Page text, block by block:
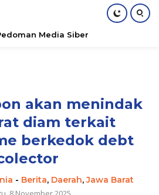
Media Siber
akan menindak
diam terkait
berkedok debt
- Berita, Daerah,Jawa Barat